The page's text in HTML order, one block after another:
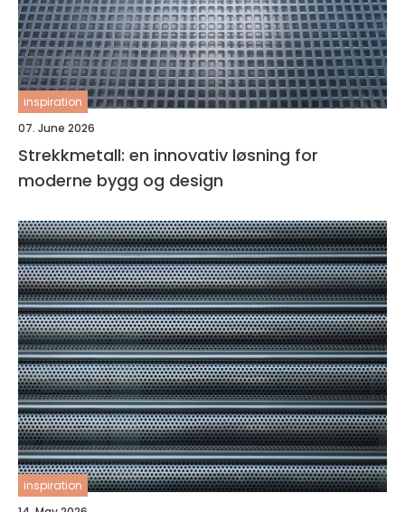
inspiration
07. June 2026
Strekkmetall: en innovativ løsning for
moderne bygg og design
inspiration